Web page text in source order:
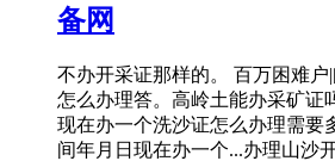
备网
不办开采证那样的。 百万困难户
怎么办理答。高岭土能办采矿证
现在办一个洗沙证怎么办理需要
间年月日现在办一个...办理山沙